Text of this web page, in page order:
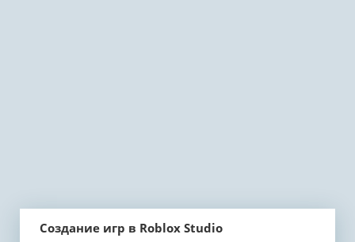
Создание игр в Roblox Studio